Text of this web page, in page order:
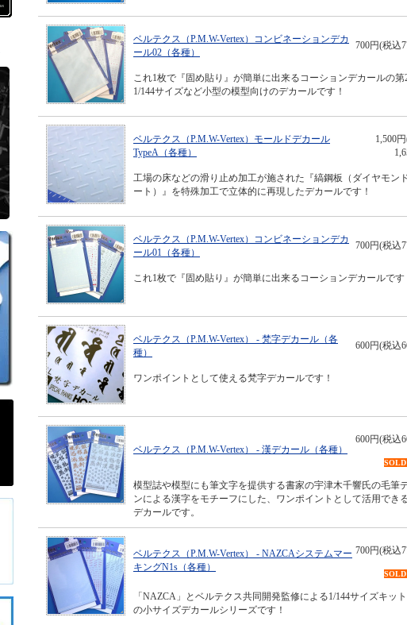
ベルテクス（P.M.W-Vertex）コンビネーションデカ
ール02（各種）
700円(税込
これ1枚で『固め貼り』が簡単に出来るコーションデカールの第2
1/144サイズなど小型の模型向けのデカールです！
ベルテクス（P.M.W-Vertex）モールドデカール
TypeA（各種）
1,500
工場の床などの滑り止め加工が施された『縞鋼板（ダイヤモン
ート）』を特殊加工で立体的に再現したデカールです！
ベルテクス（P.M.W-Vertex）コンビネーションデカ
ール01（各種）
700円(税込
これ1枚で『固め貼り』が簡単に出来るコーションデカールです
ベルテクス（P.M.W-Vertex） - 梵字デカール（各
種）
600円(税込
ワンポイントとして使える梵字デカールです！
ベルテクス（P.M.W-Vertex） - 漢デカール（各種）
600円(税込
模型誌や模型にも筆文字を提供する書家の宇津木千響氏の毛筆
ンによる漢字をモチーフにした、ワンポイントとして活用でき
デカールです。
ベルテクス（P.M.W-Vertex） - NAZCAシステムマー
キングN1s（各種）
700円(税込
「NAZCA」とベルテクス共同開発監修による1/144サイズキッ
の小サイズデカールシリーズです！